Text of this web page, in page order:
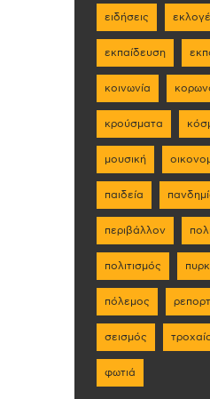
ειδήσεις
εκπαίδευση
κοινωνία
κρούσματα
μουσική
παιδεία
περιβάλλον
πολιτισμός
πόλεμος
σεισμός
φωτιά